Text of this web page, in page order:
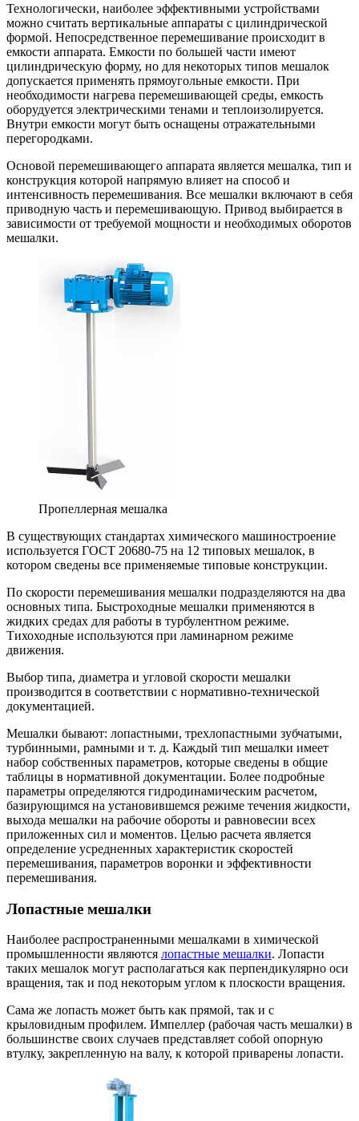
Технологически, наиболее эффективными устройствами
можно считать вертикальные аппараты с цилиндрической
формой. Непосредственное перемешивание происходит в
емкости аппарата. Емкости по большей части имеют
цилиндрическую форму, но для некоторых типов мешалок
допускается применять прямоугольные емкости. При
необходимости нагрева перемешивающей среды, емкость
оборудуется электрическими тенами и теплоизолируется.
Внутри емкости могут быть оснащены отражательными
перегородками.
Основой перемешивающего аппарата является мешалка, тип и
конструкция которой напрямую влияет на способ и
интенсивность перемешивания. Все мешалки включают в себя
приводную часть и перемешивающую. Привод выбирается в
зависимости от требуемой мощности и необходимых оборотов
мешалки.
Пропеллерная мешалка
В существующих стандартах химического машиностроение
используется ГОСТ 20680-75 на 12 типовых мешалок, в
котором сведены все применяемые типовые конструкции.
По скорости перемешивания мешалки подразделяются на два
основных типа. Быстроходные мешалки применяются в
жидких средах для работы в турбулентном режиме.
Тихоходные используются при ламинарном режиме
движения.
Выбор типа, диаметра и угловой скорости мешалки
производится в соответствии с нормативно-технической
документацией.
Мешалки бывают: лопастными, трехлопастными зубчатыми,
турбинными, рамными и т. д. Каждый тип мешалки имеет
набор собственных параметров, которые сведены в общие
таблицы в нормативной документации. Более подробные
параметры определяются гидродинамическим расчетом,
базирующимся на установившемся режиме течения жидкости,
выхода мешалки на рабочие обороты и равновесии всех
приложенных сил и моментов. Целью расчета является
определение усредненных характеристик скоростей
перемешивания, параметров воронки и эффективности
перемешивания.
Лопастные мешалки
Наиболее распространенными мешалками в химической
промышленности являются лопастные мешалки. Лопасти
таких мешалок могут располагаться как перпендикулярно оси
вращения, так и под некоторым углом к плоскости вращения.
Сама же лопасть может быть как прямой, так и с
крыловидным профилем. Импеллер (рабочая часть мешалки) в
большинстве своих случаев представляет собой опорную
втулку, закрепленную на валу, к которой приварены лопасти.